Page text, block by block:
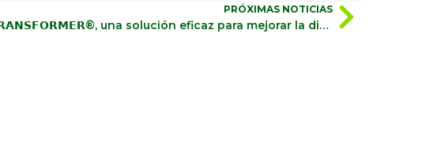
PRÓXIMAS NOTICIAS
𝗧𝗥𝗔𝗡𝗦𝗙𝗢𝗥𝗠𝗘𝗥®, una solución eficaz para mejorar la distribución de agua en lateralidad y profundidad en el perfil de suelo.